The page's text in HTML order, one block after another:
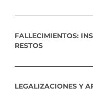
FALLECIMIENTOS:
RESTOS
LEGALIZACIONES Y